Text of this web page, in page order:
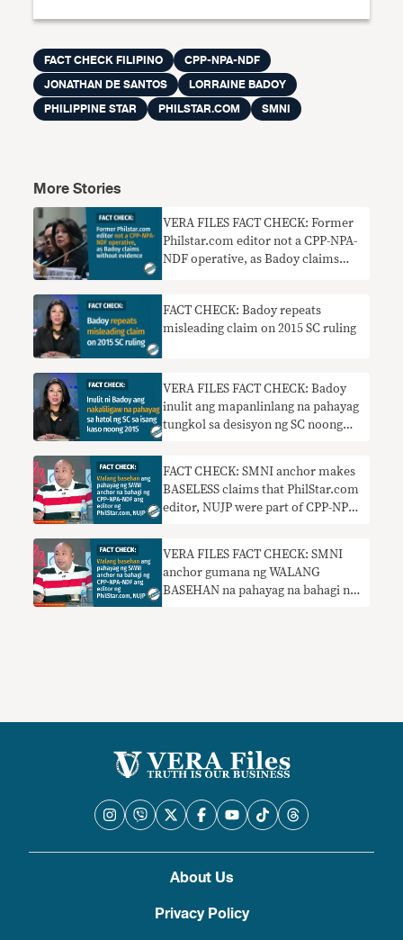
FACT CHECK FILIPINO
CPP-NPA-NDF
JONATHAN DE SANTOS
LORRAINE BADOY
PHILIPPINE STAR
PHILSTAR.COM SMNI
More Stories
VERA FILES FACT CHECK: Former
Philstar.com editor not a CPP-NPA-
NDF operative, as Badoy claims
FACT CHECK: Badoy repeats
misleading claim on 2015 SC ruling
VERA FILES FACT CHECK: Badoy
inulit ang mapanlinlang na pahayag
tungkol sa desisyon ng SC noong
FACT CHECK: SMNI anchor makes
BASELESS claims that PhilStar.com
editor, NUJP were part of CPP-NPA-
VERA FILES FACT CHECK: SMNI
anchor gumana ng WALANG
BASEHAN na pahayag na bahagi ng
About Us
Privacy Policy